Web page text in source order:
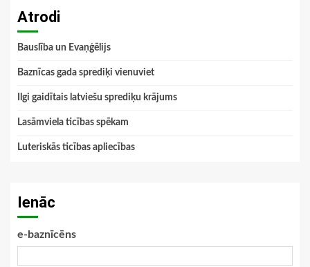
Atrodi
Bauslība un Evaņģēlijs
Baznīcas gada sprediķi vienuviet
Ilgi gaidītais latviešu sprediķu krājums
Lasāmviela ticības spēkam
Luteriskās ticības apliecības
Ienāc
e-baznīcēns